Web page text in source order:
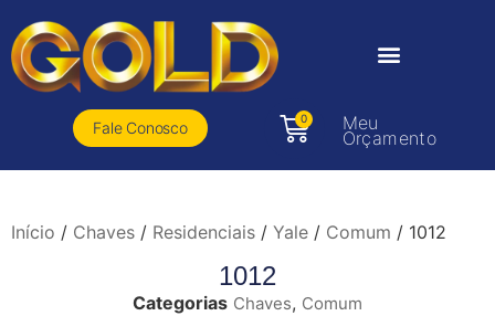
Fale Conosco
0 Meu
Orçamento
Início / Chaves / Residenciais / Yale / Comum / 1012
1012
Categorias Chaves, Comum